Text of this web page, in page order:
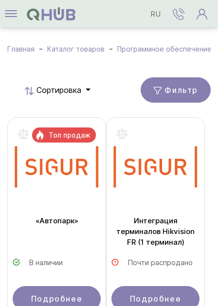
RU
Главная Каталог товаров Программное обеспечение
Cортировка Фильтр
«Автопарк»
В наличии
Подробнее
Топ продаж
Интеграция
терминалов Hikvision
FR (1 терминал)
Почти распродано
Подробнее